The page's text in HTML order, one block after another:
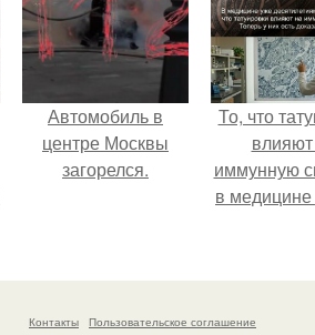
Автомобиль в
центре Москвы
загорелся.
То, что
иммунную
в медицине
лишь как
Контакты Пользовательское соглашение